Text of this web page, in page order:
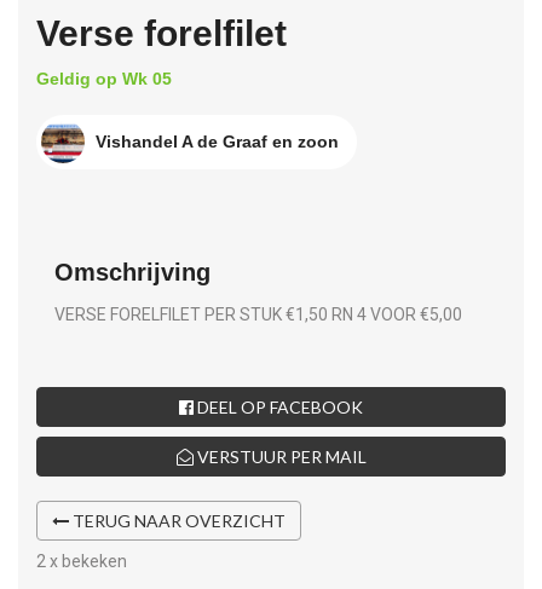
Verse forelfilet
Geldig op Wk 05
Vishandel A de Graaf en zoon
Omschrijving
VERSE FORELFILET PER STUK €1,50 RN 4 VOOR €5,00
DEEL OP FACEBOOK
VERSTUUR PER MAIL
TERUG NAAR OVERZICHT
2 x bekeken